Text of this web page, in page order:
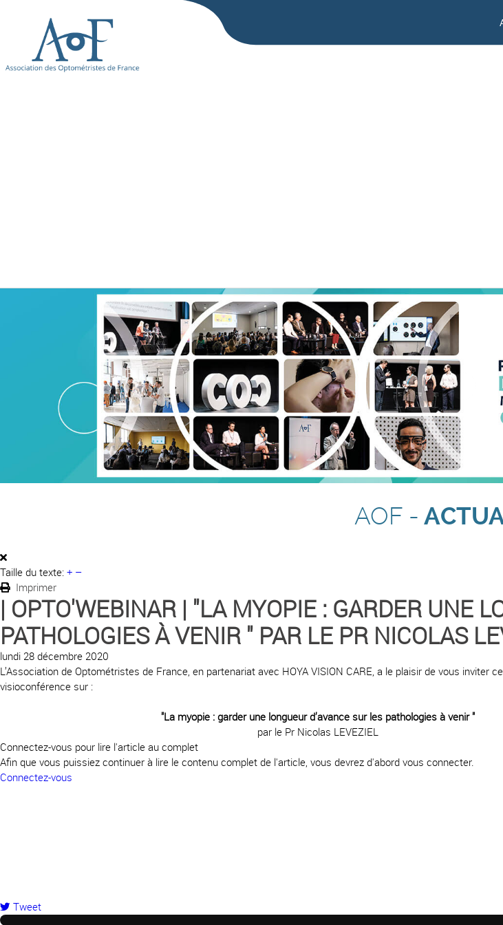
AOF -
Taille du texte: + –
Imprimer
| OPTO'WEBINAR | "LA MYOPIE : GARDER UNE
PATHOLOGIES À VENIR " PAR LE PR NICOLAS
lundi 28 décembre 2020
L’Association de Optométristes de France, en partenariat avec HOYA VISION CARE, a le plaisir de vous inviter
visioconférence sur :
"La myopie : garder une longueur d’avance sur les pathologies à venir "
par le Pr Nicolas LEVEZIEL
Connectez-vous pour lire l'article au complet
Afin que vous puissiez continuer à lire le contenu complet de l'article, vous devrez d'abord vous connecter.
Connectez-vous
Tweet
pinterest